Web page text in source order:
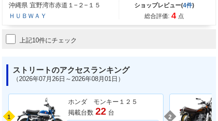
沖縄県 宜野湾市赤道１−２−１５
ＨＵＢＷＡＹ
ショップレビュー(4件)
総合評価: 4 点
上記10件にチェック
ストリートのアクセスランキング
（2026年07月26日～2026年08月01日）
1
ホンダ モンキー１２５
掲載台数 22 台
2